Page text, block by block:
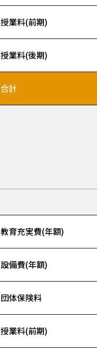
授業料(前期)
授業料(後期)
合計
教育充実費(年額)
設備費(年額)
団体保険料
授業料(前期)